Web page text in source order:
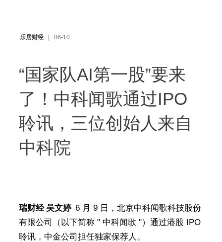
乐居财经 06-10
“国家队AI第一股”要来
了！中科闻歌通过IPO
聆讯，三位创始人来自
中科院
瑞财经 吴文婷 6 月 9 日，北京中科闻歌科技股份
有限公司（以下简称 " 中科闻歌 "）通过港股 IPO
聆讯，中金公司担任独家保荐人。